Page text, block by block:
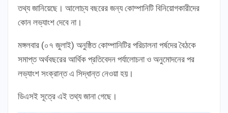
তথ্য জানিয়েছে। আলোচ্য বছরের জন্য কোম্পানিটি বিনিয়োগকারীদের
কোন লভ্যাংশ দেবে না।
মঙ্গলবার (০৭ জুলাই) অনুষ্ঠিত কোম্পানিটির পরিচালনা পর্ষদের বৈঠকে
সমাপ্ত অর্থবছরের আর্থিক প্রতিবেদন পর্যালোচনা ও অনুমোদনের পর
লভ্যাংশ সংক্রান্ত এ সিদ্ধান্ত নেওয়া হয়।
ডিএসই সূত্রে এই তথ্য জানা গেছে।